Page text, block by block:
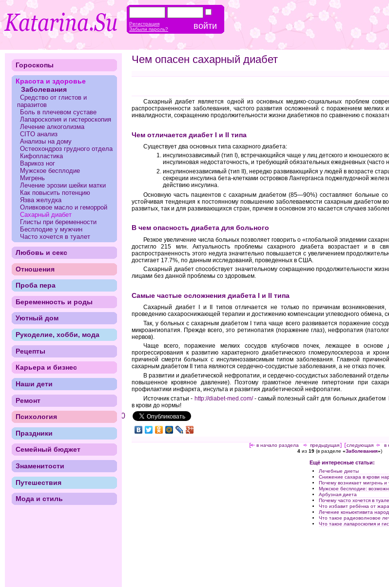
Чем опасен сахарный диабет
Сахарный диабет является одной из основных медико-социальных проблем
распространенности заболевания, частого развития осложнений с поражением
инвалидности, сокращению продолжительности жизни диабетиков по сравнению с
Чем отличается диабет I и II типа
Существует два основных типа сахарного диабета:
инсулинозависимый (тип I), встречающийся чаще у лиц детского и юношеского
инсулиновая недостаточность, и требующий обязательных ежедневных (часто
инсулинонезависимый (тип II), нередко развивающийся у людей в возрасте
секреции инсулина бета-клетками островков Лангерганса поджелудочной
действию инсулина.
Основную часть пациентов с сахарным диабетом (85—90%) составляют больные
устойчивая тенденция к постоянному повышению заболеваемости сахарным диабетом
развитых, так и для развивающихся стран, причем в основном это касается случаев
В чем опасность диабета для больного
Резкое увеличение числа больных позволяет говорить о «глобальной эпидемии
достигло 215 млн. Актуальность проблемы сахарного диабета возрастает и в
распространенность этого недуга значительно повышается с увеличением
достигает 17.7%, по данным исследований, проведенных в США.
Сахарный диабет способствует значительному сокращению продолжительности
лицами без данной проблемы со здоровьем.
Самые частые осложнения диабета I и II типа
Сахарный диабет I и II типов отличается не только по причинам
проведению сахароснижающей терапии и достижению компенсации углеводного обмена,
Так, у больных с сахарным диабетом I типа чаще всего развивается поражение
микроангиопатия. Прежде всего, это ретинопатия (поражение глаз), нефропатия
нервов).
Чаще всего, поражение мелких сосудов клубочков почек, лежащее в
прогрессирования к развитию характерного диабетического гломерулосклероза и
причиной смерти больных с инсулинозависимым типом заболевания. Главной
сахарным диабетом II типа являются сердечно-сосудистые заболевания, а не отказ почек.
В развитии и диабетической нефропатии, и сердечно-сосудистых заболеваний
повышенное кровяное давление). Поэтому грамотное лечение гипертонии при
профилактики инфаркта, инсульта и развития диабетической нефропатии.
Источник статьи - http://diabet-med.com/- самый полезный сайт для больных диабетом I
в крови до нормы!
0
[<— в начало раздела <- предыдущая] [ следующая -> в
4 из 19 (в разделе «Заболевания»)
Ещё интересные статьи:
Лечебные диеты
Снижение сахара в крови
Почему возникает мигрень и
Мужское бесплодие:
Арбузная диета
Почему часто хочется в
Что избавит ребёнка от
Лечение коньюктивита
Что такое радиоволновое
Что такое лапароскопия и
Гороскопы
Красота и здоровье
Заболевания
Средство от глистов и
паразитов
Боль в плечевом суставе
Лапароскопия и гистероскопия
Лечение алкоголизма
CITO анализ
Анализы на дому
Остеохондроз грудного отдела
Кифопластика
Варикоз ног
Мужское бесплодие
Мигрень
Лечение эрозии шейки матки
Как повысить потенцию
Язва желудка
Оливковое масло и геморрой
Сахарный диабет
Глисты при беременности
Бесплодие у мужчин
Часто хочется в туалет
Любовь и секс
Отношения
Проба пера
Беременность и роды
Уютный дом
Рукоделие, хобби, мода
Рецепты
Карьера и бизнес
Наши дети
Ремонт
Психология
Праздники
Семейный бюджет
Знаменитости
Путешествия
Мода и стиль
Регистрация
Забыли пароль?